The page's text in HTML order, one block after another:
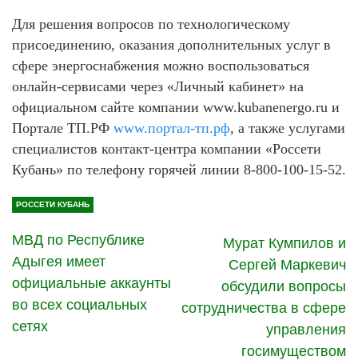
Для решения вопросов по технологическому
присоединению, оказания дополнительных услуг в
сфере энергоснабжения можно воспользоваться
онлайн-сервисами через «Личный кабинет» на
официальном сайте компании www.kubanenergo.ru и
Портале ТП.РФ www.портал-тп.рф, а также услугами
специалистов контакт-центра компании «Россети
Кубань» по телефону горячей линии 8-800-100-15-52.
РОССЕТИ КУБАНЬ
МВД по Республике
Адыгея имеет
официальные аккаунты
во всех социальных
сетях
Мурат Кумпилов и
Сергей Маркевич
обсудили вопросы
сотрудничества в сфере
управления
госимуществом